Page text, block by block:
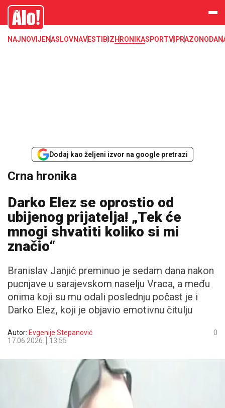
Crna hronika, smrt, ubistvo, likvidacija, krađa, pljačka, hapšenje, policija,
poginuli, zaplena, carina
Alo
NAJNOVIJENASLOVNAVESTI BIZHRONIKASPORTVIPRAZONODA
Dodaj kao željeni izvor na google pretrazi
Crna hronika
Darko Elez se oprostio od
ubijenog prijatelja! „Tek će
mnogi shvatiti koliko si mi
značio“
Branislav Janjić preminuo je sedam dana nakon
pucnjave u sarajevskom naselju Vraca, a među
onima koji su mu odali poslednju počast je i
Darko Elez, koji je objavio emotivnu čitulju
Autor: Evgenije Stepanović
17.06.2026.
13:55
0